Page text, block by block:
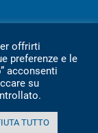
offrirti
preferenze e le
acconsenti
su
TUTTO